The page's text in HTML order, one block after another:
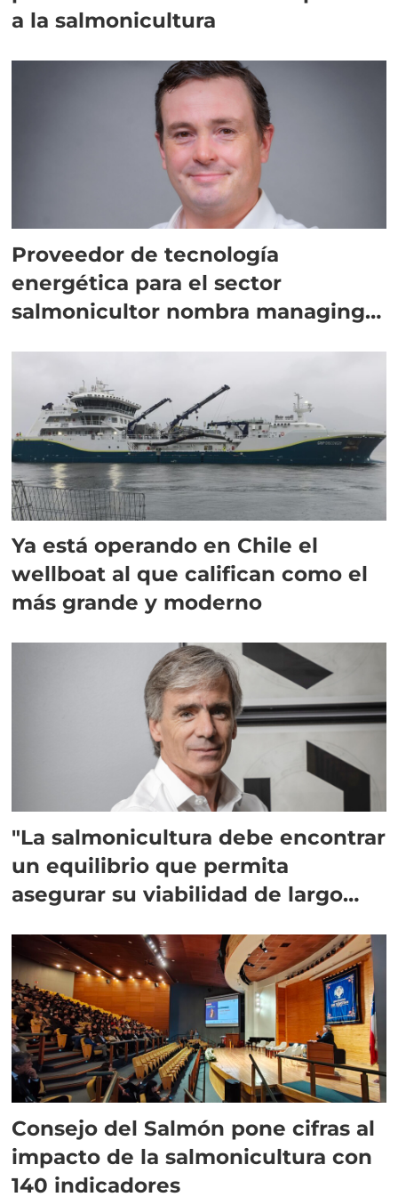
a la salmonicultura
Proveedor de tecnología
energética para el sector
salmonicultor nombra managing
Ya está operando en Chile el
wellboat al que califican como el
más grande y moderno
"La salmonicultura debe encontrar
un equilibrio que permita
asegurar su viabilidad de largo
Consejo del Salmón pone cifras al
impacto de la salmonicultura con
140 indicadores